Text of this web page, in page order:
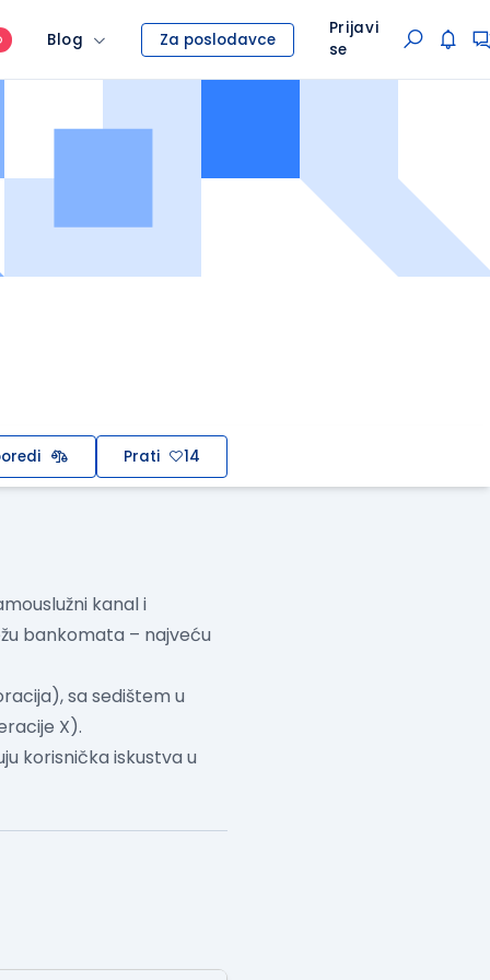
Blog Za poslodavce
Prijavi
se
Prati 14
kanal i
bankomata – najveću
sa sedištem u
X).
korisnička iskustva u